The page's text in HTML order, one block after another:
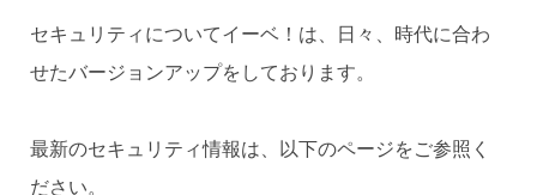
セキュリティについてイーベ！は、日々、時代に合わ
せたバージョンアップをしております。
最新のセキュリティ情報は、以下のページをご参照く
ださい。